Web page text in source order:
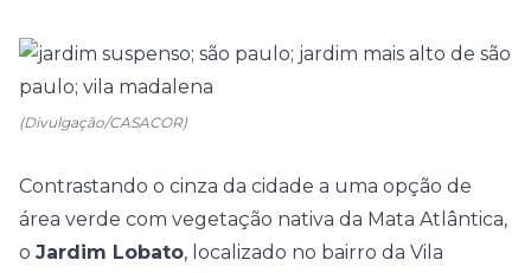
(Divulgação/CASACOR)
Contrastando o cinza da cidade a uma opção de
área verde com vegetação nativa da Mata Atlântica,
o Jardim Lobato, localizado no bairro da Vila